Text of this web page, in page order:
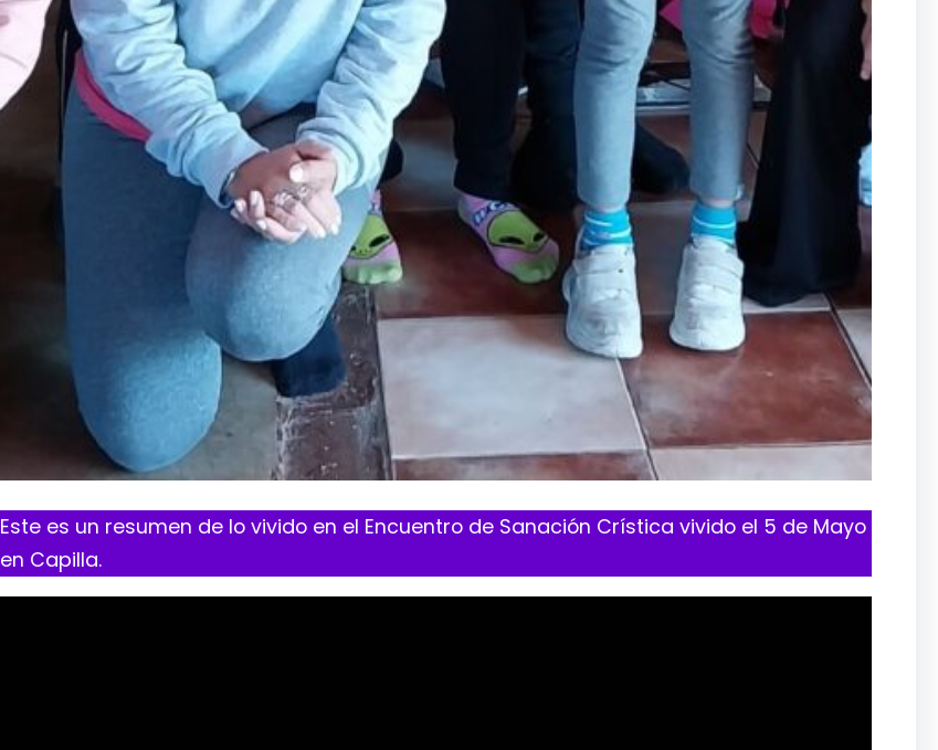
Este es un resumen de lo vivido en el Encuentro de Sanación Crística vivido el 5 de Mayo
en Capilla.